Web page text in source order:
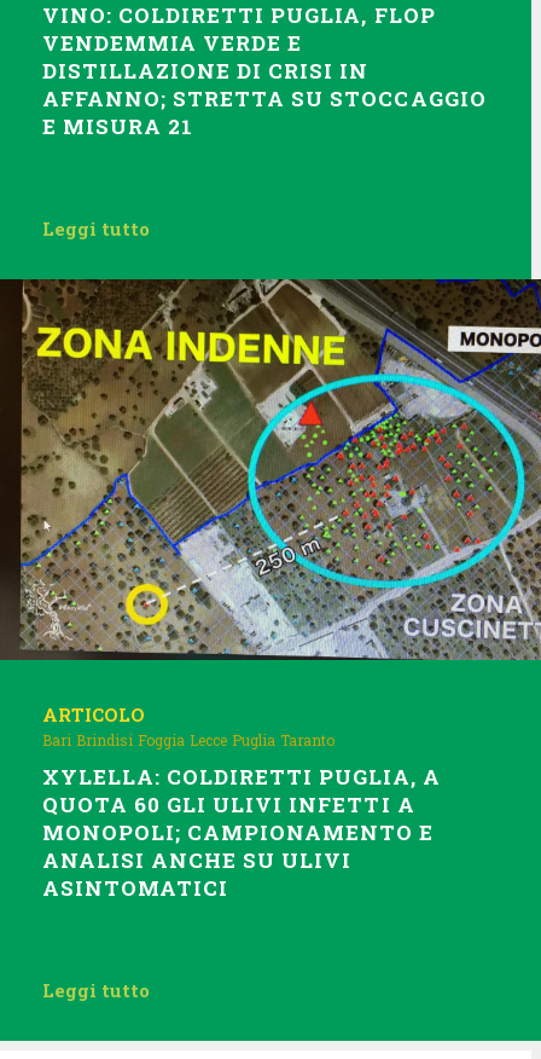
VINO: COLDIRETTI PUGLIA, FLOP
VENDEMMIA VERDE E
DISTILLAZIONE DI CRISI IN
AFFANNO; STRETTA SU STOCCAGGIO
E MISURA 21
Leggi tutto
ARTICOLO
Bari Brindisi Foggia Lecce Puglia Taranto
XYLELLA: COLDIRETTI PUGLIA, A
QUOTA 60 GLI ULIVI INFETTI A
MONOPOLI; CAMPIONAMENTO E
ANALISI ANCHE SU ULIVI
ASINTOMATICI
Leggi tutto